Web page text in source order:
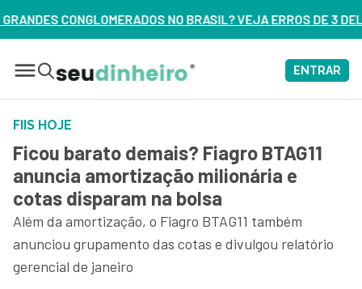
NO BRASIL? VEJA ERROS DE 3 DELES – ASSISTA AGORA
ENTRAR
FIIS HOJE
Ficou barato demais? Fiagro BTAG11
anuncia amortização milionária e
cotas disparam na bolsa
Além da amortização, o Fiagro BTAG11 também
anunciou grupamento das cotas e divulgou relatório
gerencial de janeiro